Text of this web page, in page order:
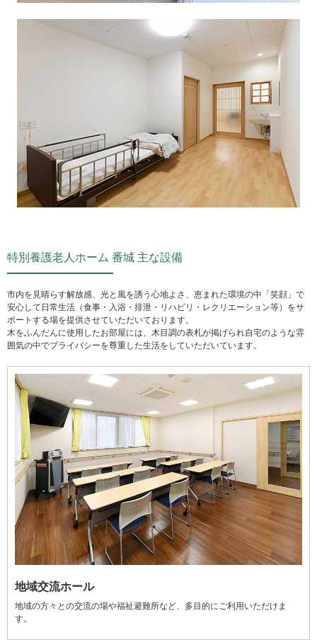
特別養護老人ホーム 番城 主な設備
市内を見晴らす解放感、光と風を誘う心地よさ、恵まれた環境の中「笑顔」で
安心して日常生活（食事・入浴・排泄・リハビリ・レクリエーション等）をサ
ポートする場を提供させていただいております。
木をふんだんに使用したお部屋には、木目調の表札が掲げられ自宅のような雰
囲気の中でプライバシーを尊重した生活をしていただいています。
地域交流ホール
地域の方々との交流の場や福祉避難所など、多目的にご利用いただけま
す。